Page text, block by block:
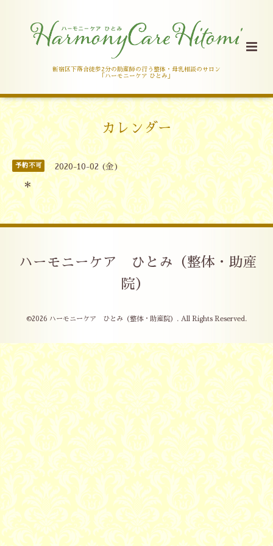
新宿区下落合徒歩2分の助産師の行う整体・母乳相談のサロン
「ハーモニーケア ひとみ」
カレンダー
予約不可 2020-10-02 (金)
＊
ハーモニーケア ひとみ（整体・助産
院）
©2026 ハーモニーケア ひとみ（整体・助産院） . All Rights Reserved.